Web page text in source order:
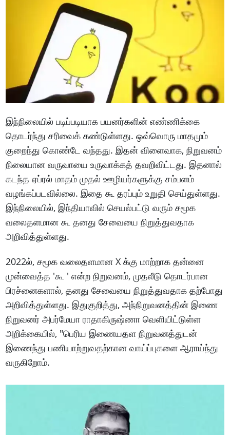
இந்நிலையில் படிப்படியாக பயனர்களின் எண்ணிக்கை
தொடர்ந்து சரிவைக் கண்டுள்ளது. ஒவ்வொரு மாதமும்
குறைந்து கொண்டே வந்தது. இதன் விளைவாக, நிறுவனம்
நிலையான வருவாயை உருவாக்கத் தவறிவிட்டது. இதனால்
கடந்த ஏப்ரல் மாதம் முதல் ஊழியர்களுக்கு சம்பளம்
வழங்கப்படவில்லை. இதை கூ தரப்பும் உறுதி செய்துள்ளது.
இந்நிலையில், இந்தியாவில் செயல்பட்டு வரும் சமூக
வலைதளமான கூ தனது சேவையை நிறுத்துவதாக
அறிவித்துள்ளது.
2022ல், சமூக வலைதளமான X க்கு மாற்றாக தன்னை
முன்வைத்த 'கூ ' என்ற நிறுவனம், முதலீடு தொடர்பான
பிரச்னைகளால், தனது சேவையை நிறுத்துவதாக தற்போது
அறிவித்துள்ளது. இதுகுறித்து, அந்நிறுவனத்தின் இணை
நிறுவனர் அபர்மேயா ராதாகிருஷ்ணா வெளியிட்டுள்ள
அறிக்கையில், "பெரிய இணையதள நிறுவனத்துடன்
இணைந்து பணியாற்றுவதற்கான வாய்ப்புகளை ஆராய்ந்து
வருகிறோம்.